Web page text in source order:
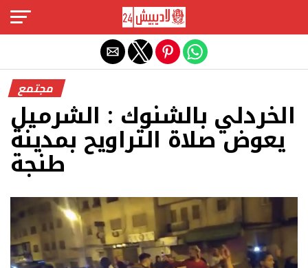
مجتمع
الخردلي بالشنوك : الشرميل
يعوض صلاة التراويح بمدينة
طنجة
Exit mobile version